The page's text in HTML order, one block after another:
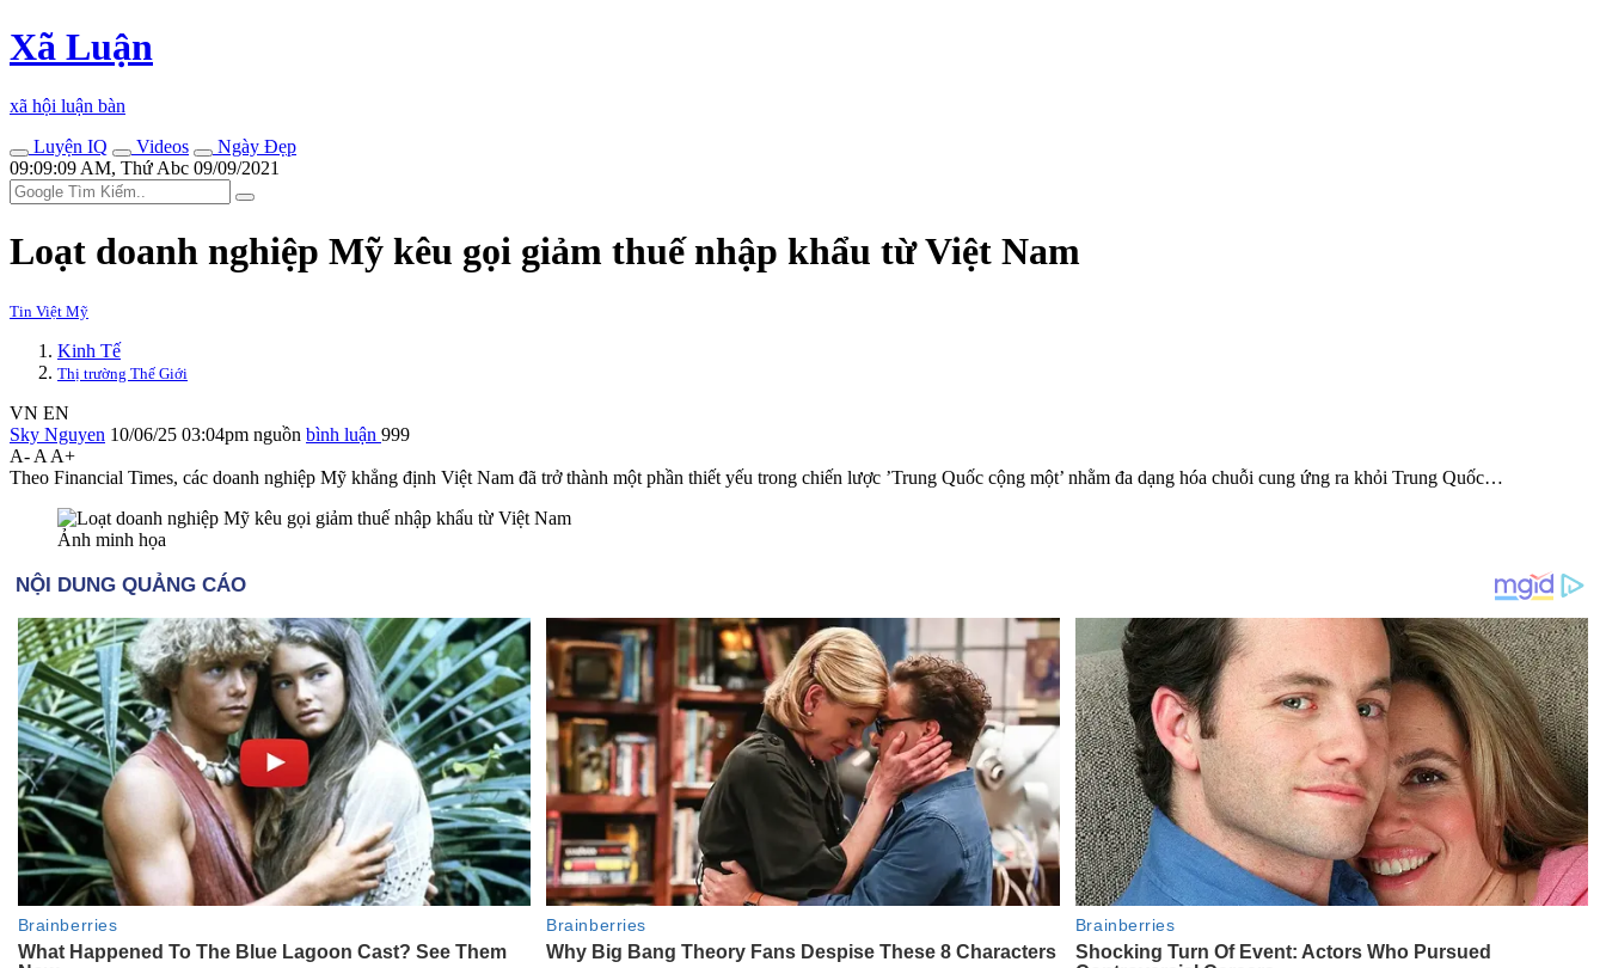
Xã Luận
xã hội luận bàn
Luyện IQ
Videos
Ngày Đẹp
09:09:09 AM, Thứ Abc 09/09/2021
Loạt doanh nghiệp Mỹ kêu gọi giảm thuế nhập khẩu từ Việt Nam
Tin Việt Mỹ
Kinh Tế
Thị trường Thế Giới
VN EN
Sky Nguyen 10/06/25 03:04pm nguồn bình luận 999
A- A A+
Theo Financial Times, các doanh nghiệp Mỹ khẳng định Việt Nam đã trở thành một phần thiết yếu trong chiến lược ’Trung Quốc cộng một’ nhằm đa dạng hóa chuỗi cung ứng ra khỏi Trung Quốc…
Ảnh minh họa